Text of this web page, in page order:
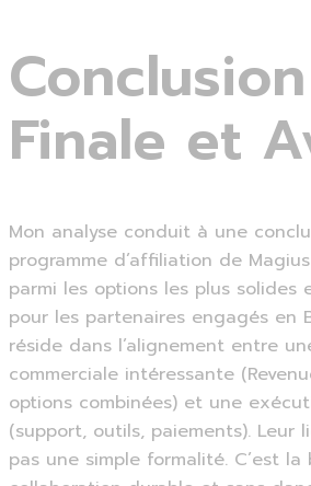
Conclusion
Finale et
Mon analyse conduit à une
programme d’affiliation de
parmi les options les plus solides
pour les partenaires engagés en
réside dans l’alignement entre
commerciale intéressante
options combinées) et une
(support, outils, paiements). Leur
pas une simple formalité. C’est la